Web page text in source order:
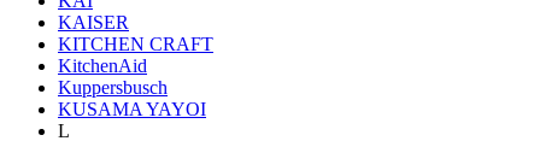
KAISER
KITCHEN CRAFT
KitchenAid
Kuppersbusch
KUSAMA YAYOI
L